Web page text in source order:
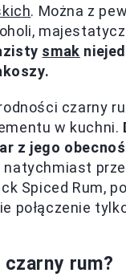
. Można z
smak
czarny
w kuchni.
z jego
Spiced Rum,
połączenie
rum?